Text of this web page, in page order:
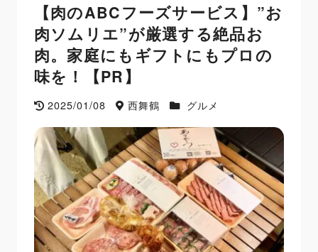
【肉のABCフーズサービス】”お
肉ソムリエ”が厳選する絶品お
肉。家庭にもギフトにもプロの
味を！【PR】
2025/01/08 西舞鶴 グルメ